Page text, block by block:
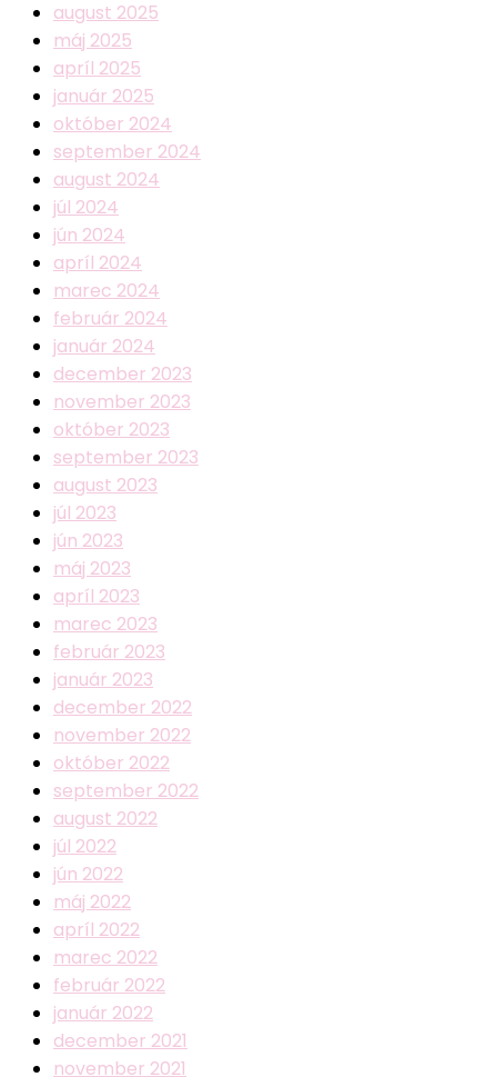
august 2025
máj 2025
apríl 2025
január 2025
október 2024
september 2024
august 2024
júl 2024
jún 2024
apríl 2024
marec 2024
február 2024
január 2024
december 2023
november 2023
október 2023
september 2023
august 2023
júl 2023
jún 2023
máj 2023
apríl 2023
marec 2023
február 2023
január 2023
december 2022
november 2022
október 2022
september 2022
august 2022
júl 2022
jún 2022
máj 2022
apríl 2022
marec 2022
február 2022
január 2022
december 2021
november 2021